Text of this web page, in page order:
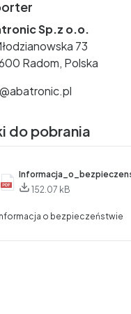
Sp.z o.o.
73
Radom, Polska
do pobrania
152.07 kB
Informacja o bezpieczeństwie